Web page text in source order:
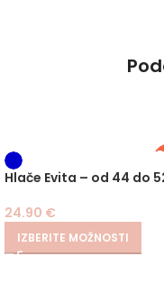
Hlače Evita – od 44 do
24.90 €
IZBERITE MOŽNOSTI